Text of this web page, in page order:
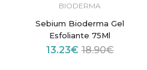
BIODERMA
Sebium Bioderma Gel
Esfoliante 75Ml
13.23€18.90€